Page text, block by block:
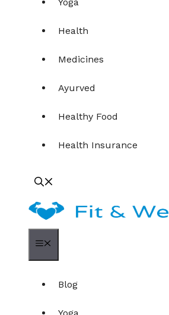
Health
Medicines
Ayurved
Healthy Food
Health Insurance
Blog